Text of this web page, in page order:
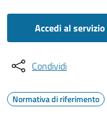
Accedi al servizio
Condividi
Normativa di riferimento